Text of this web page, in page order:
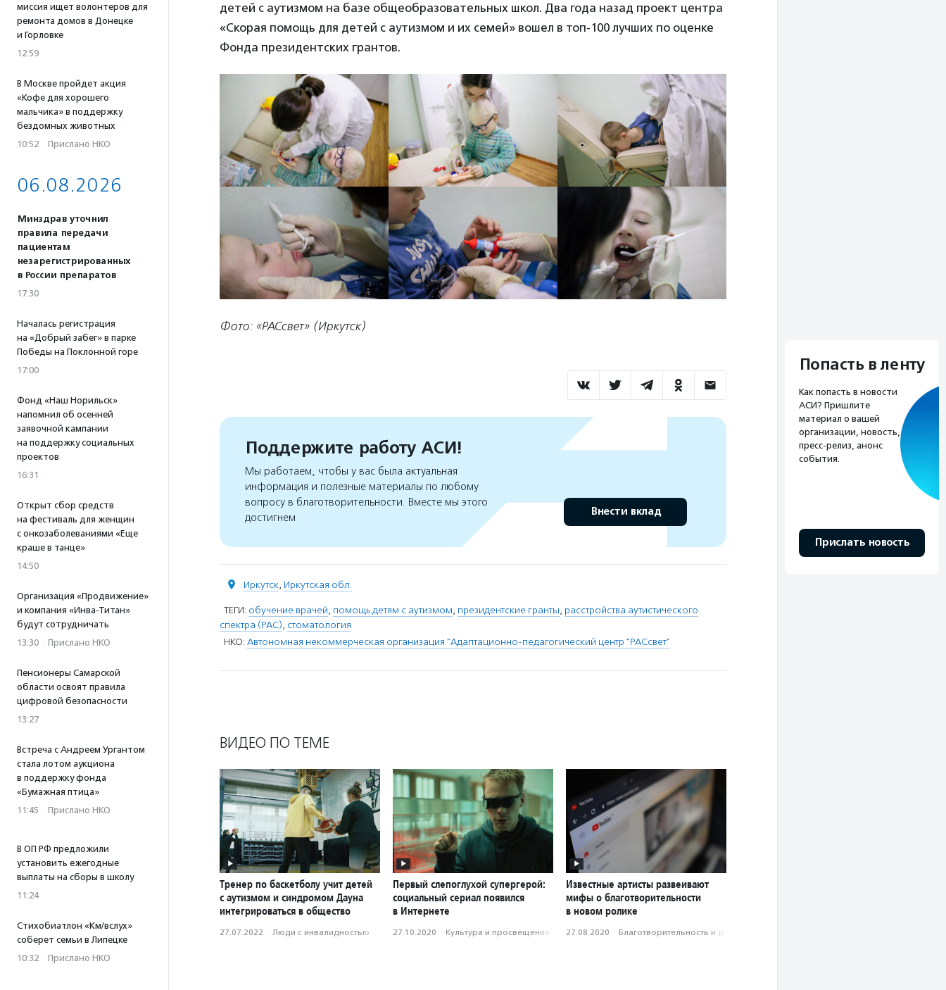
миссия ищет волонтеров для
ремонта домов в Донецке
и Горловке
12:59
В Москве пройдет акция
«Кофе для хорошего
мальчика» в поддержку
бездомных животных
10:52 · Прислано НКО
06.08.2026
Минздрав уточнил
правила передачи
пациентам
незарегистрированных
в России препаратов
17:30
Началась регистрация
на «Добрый забег» в парке
Победы на Поклонной горе
17:00
Фонд «Наш Норильск»
напомнил об осенней
заявочной кампании
на поддержку социальных
проектов
16:31
Открыт сбор средств
на фестиваль для женщин
с онкозаболеваниями «Еще
краше в танце»
14:50
Организация «Продвижение»
и компания «Инва-Титан»
будут сотрудничать
13:30 · Прислано НКО
Пенсионеры Самарской
области освоят правила
цифровой безопасности
13:27
Встреча с Андреем Ургантом
стала лотом аукциона
в поддержку фонда
«Бумажная птица»
11:45 · Прислано НКО
В ОП РФ предложили
установить ежегодные
выплаты на сборы в школу
11:24
Стихобиатлон «Км/вслух»
соберет семьи в Липецке
10:32 · Прислано НКО
детей с аутизмом на базе общеобразовательных школ. Два года назад проект центра
«Скорая помощь для детей с аутизмом и их семей» вошел в топ-100 лучших по оценке
Фонда президентских грантов.
Фото: «РАСсвет» (Иркутск)
Поддержите работу АСИ!
Мы работаем, чтобы у вас была актуальная
информация и полезные материалы по любому
вопросу в благотворительности. Вместе мы этого
достигнем
Внести вклад
Иркутск, Иркутская обл.
ТЕГИ: обучение врачей, помощь детям с аутизмом, президентские гранты, расстройства аутистического
спектра (РАС), стоматология
НКО: Автономная некоммерческая организация "Адаптационно-педагогический центр "РАСсвет"
ВИДЕО ПО ТЕМЕ
Тренер по баскетболу учит детей
с аутизмом и синдромом Дауна
интегрироваться в общество
27.07.2022 · Люди с инвалидностью
Первый слепоглухой супергерой:
социальный сериал появился
в Интернете
27.10.2020 · Культура и просвещение
Известные артисты развеивают
мифы о благотворительности
в новом ролике
27.08.2020 · Благотвори­тель­ность и доброволь­чест­во
Попасть в ленту
Как попасть в новости
АСИ? Пришлите
материал о вашей
организации, новость,
пресс-релиз, анонс
события.
Прислать новость